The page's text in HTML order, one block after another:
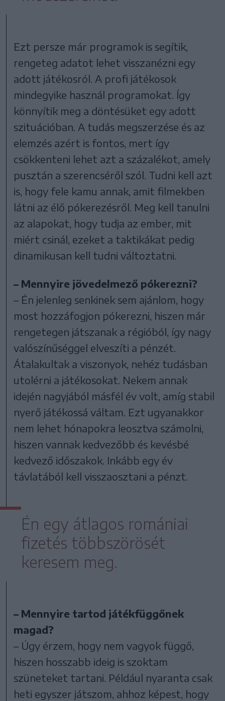
Ezt persze már programok is segítik,
rengeteg adatot lehet visszanézni egy
adott játékosról. A profi játékosok
mindegyike használ programokat. Így
könnyítik meg a döntésüket egy adott
szituációban. A tudás megszerzése és az
elemzés azért is fontos, mert így
csökkenteni lehet azt a százalékot, amely
pusztán a szerencséről szól. Tudni kell azt
is, hogy fele kamu annak, amit filmekben
látni az élő pókerezésről. Meg kell tanulni
az alapokat, hogy tudja az ember, mit
miért csinál, ezeket a taktikákat pedig
dinamikusan kell tudni változtatni.
– Mennyire jövedelmező pókerezni?
– Én jelenleg senkinek sem ajánlom, hogy
most hozzáfogjon pókerezni, hiszen már
rengetegen játszanak a régióból, így nagy
valószínűséggel elveszíti a pénzét.
Átalakultak a viszonyok, nehéz tudásban
utolérni a játékosokat. Nekem annak
idején nagyjából másfél év volt, amíg stabil
nyerő játékossá váltam. Ezt ugyanakkor
nem lehet hónapokra leosztva számolni,
hiszen vannak kedvezőbb és kevésbé
kedvező időszakok. Inkább egy év
távlatából kell visszaosztani a pénzt.
Én egy átlagos romániai
fizetés többszörösét
keresem meg.
– Mennyire tartod játékfüggőnek
magad?
– Úgy érzem, hogy nem vagyok függő,
hiszen hosszabb ideig is szoktam
szüneteket tartani. Például nyaranta csak
heti egyszer játszom, ahhoz képest, hogy